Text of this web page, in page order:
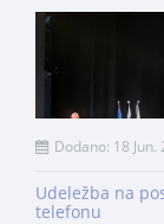
Dodano: 18 Jun.
Udeležba na
telefonu